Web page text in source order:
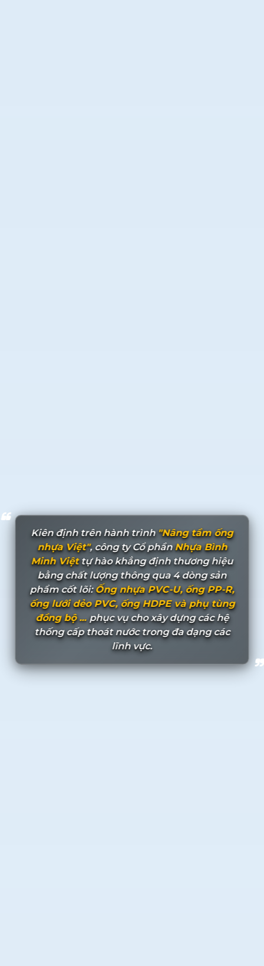
Kiên định trên hành trình "Nâng tầm ống
nhựa Việt", công ty Cổ phầnNhựa Bình
Minh Việttự hào khẳng định thương hiệu
bằng chất lượng thông qua 4 dòng sản
phẩm cốt lõi:Ống nhựa PVC-U, ống PP-R,
ống lưới dẻo PVC, ống HDPE và phụ tùng
đồng bộ ...phục vụ cho xây dựng các hệ
thống cấp thoát nước trong đa dạng các
lĩnh vực.